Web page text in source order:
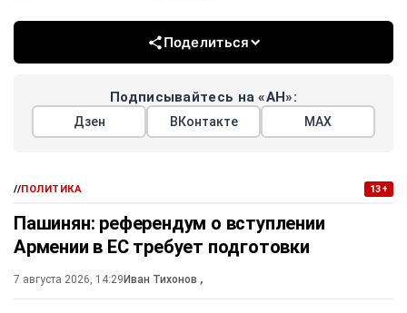
Поделиться
Подписывайтесь на «АН»:
Дзен ВКонтакте МАХ
//ПОЛИТИКА 13+
Пашинян: референдум о вступлении
Армении в ЕС требует подготовки
7 августа 2026, 14:29 Иван Тихонов ,